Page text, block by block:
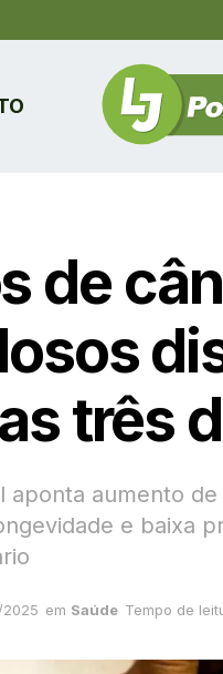
de
três
aponta aumento
e baixa
2025 em Saúde Tempo de